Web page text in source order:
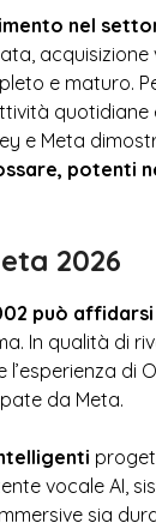
nel
acquisizione
e maturo.
quotidiane
e Meta
potenti
2026
può
In qualità di
di
da Meta.
vocale AI,
sia